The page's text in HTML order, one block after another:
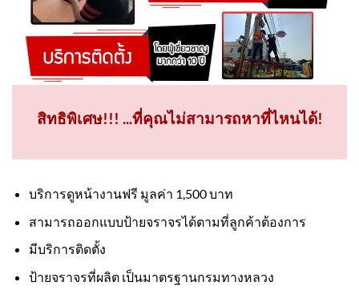
สิทธิพิเศษ!!! ...ที่คุณไม่สามารถหาที่ไหนได้!
บริการดูหน้างานฟรี มูลค่า 1,500 บาท
สามารถออกแบบป้ายจราจรได้ตามที่ลูกค้าต้องการ
มีบริการติดตั้ง
ป้ายจราจรที่ผลิต เป็นมาตรฐานกรมทางหลวง